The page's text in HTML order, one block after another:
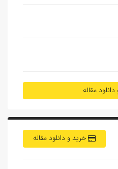
مقاله
خرید و دانلود مقاله